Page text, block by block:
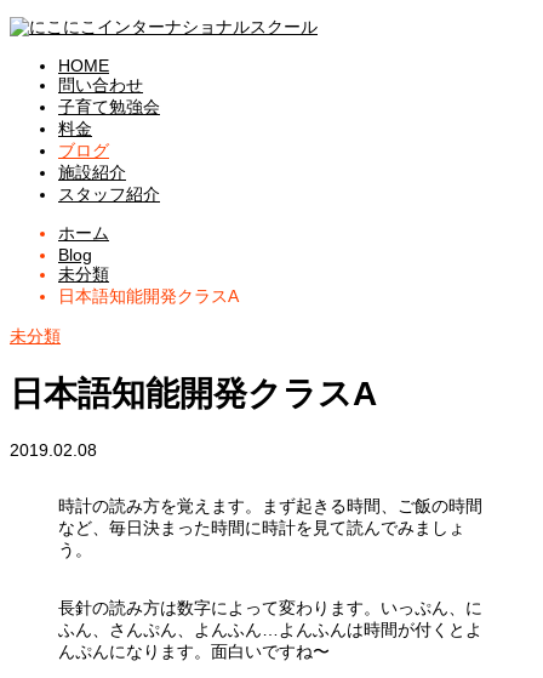
HOME
問い合わせ
子育て勉強会
料金
ブログ
施設紹介
スタッフ紹介
ホーム
Blog
未分類
日本語知能開発クラスA
未分類
日本語知能開発クラスA
2019.02.08
時計の読み方を覚えます。まず起きる時間、ご飯の時間
など、毎日決まった時間に時計を見て読んでみましょ
う。
長針の読み方は数字によって変わります。いっぷん、に
ふん、さんぷん、よんふん…よんふんは時間が付くとよ
んぷんになります。面白いですね〜